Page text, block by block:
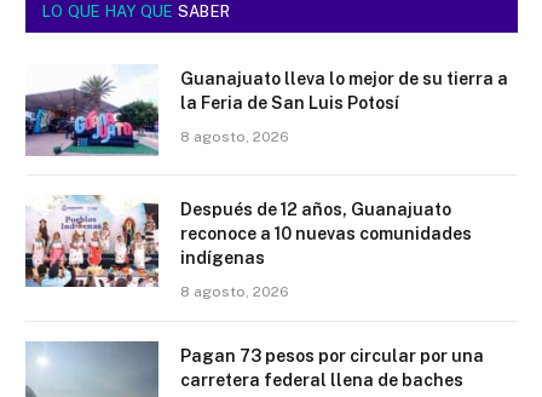
LO QUE HAY QUE SABER
Guanajuato lleva lo mejor de su tierra a
la Feria de San Luis Potosí
8 agosto, 2026
Después de 12 años, Guanajuato
reconoce a 10 nuevas comunidades
indígenas
8 agosto, 2026
Pagan 73 pesos por circular por una
carretera federal llena de baches